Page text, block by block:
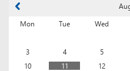
Mon
Tue Wed
3
4 5
10
11 12